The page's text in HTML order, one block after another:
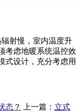
射慢，室内温度升
考虑地暖系统温控效
式设计，充分考虑用
态？ 上一篇： 立式